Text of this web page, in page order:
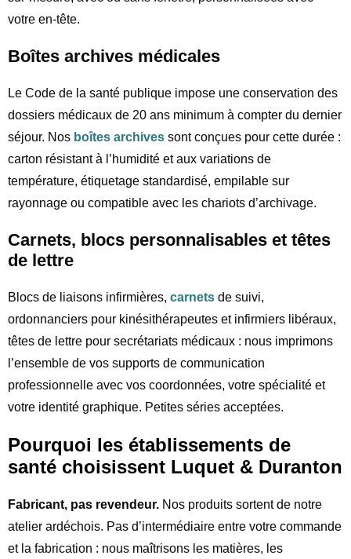
votre en-tête.
Boîtes archives médicales
Le Code de la santé publique impose une conservation des
dossiers médicaux de 20 ans minimum à compter du dernier
séjour. Nos boîtes archives sont conçues pour cette durée :
carton résistant à l’humidité et aux variations de
température, étiquetage standardisé, empilable sur
rayonnage ou compatible avec les chariots d’archivage.
Carnets, blocs personnalisables et têtes
de lettre
Blocs de liaisons infirmières, carnets de suivi,
ordonnanciers pour kinésithérapeutes et infirmiers libéraux,
têtes de lettre pour secrétariats médicaux : nous imprimons
l’ensemble de vos supports de communication
professionnelle avec vos coordonnées, votre spécialité et
votre identité graphique. Petites séries acceptées.
Pourquoi les établissements de
santé choisissent Luquet & Duranton
Fabricant, pas revendeur. Nos produits sortent de notre
atelier ardéchois. Pas d’intermédiaire entre votre commande
et la fabrication : nous maîtrisons les matières, les